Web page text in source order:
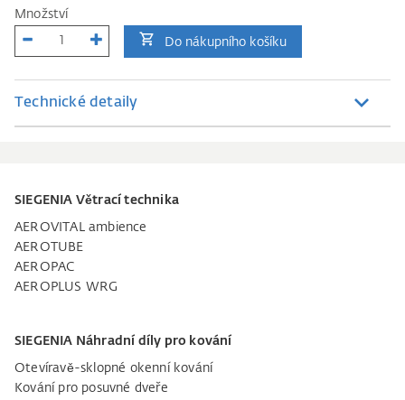
Množství
Do nákupního košíku
Technické detaily
SIEGENIA Větrací technika
AEROVITAL ambience
AEROTUBE
AEROPAC
AEROPLUS WRG
SIEGENIA Náhradní díly pro kování
Otevíravě-sklopné okenní kování
Kování pro posuvné dveře